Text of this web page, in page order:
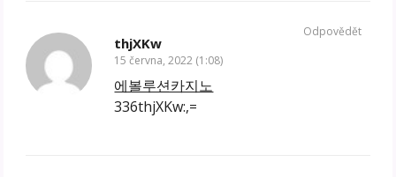
thjXKw
15 června, 2022 (1:08)
에볼루션카지노
336thjXKw:,=
Odpovědět